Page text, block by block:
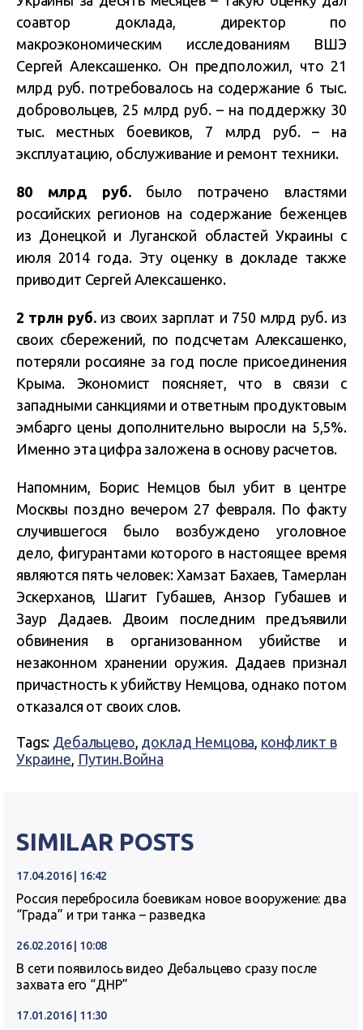
соавтор доклада, директор по
макроэкономическим исследованиям ВШЭ
Сергей Алексашенко. Он предположил, что 21
млрд руб. потребовалось на содержание 6 тыс.
добровольцев, 25 млрд руб. – на поддержку 30
тыс. местных боевиков, 7 млрд руб. – на
эксплуатацию, обслуживание и ремонт техники.
80 млрд руб.было потрачено властями
российских регионов на содержание беженцев
из Донецкой и Луганской областей Украины с
июля 2014 года. Эту оценку в докладе также
приводит Сергей Алексашенко.
2 трлн руб.из своих зарплат и 750 млрд руб. из
своих сбережений, по подсчетам Алексашенко,
потеряли россияне за год после присоединения
Крыма. Экономист поясняет, что в связи с
западными санкциями и ответным продуктовым
эмбарго цены дополнительно выросли на 5,5%.
Именно эта цифра заложена в основу расчетов.
Напомним, Борис Немцов был убит в центре
Москвы поздно вечером 27 февраля. По факту
случившегося было возбуждено уголовное
дело, фигурантами которого в настоящее время
являются пять человек: Хамзат Бахаев, Тамерлан
Эскерханов, Шагит Губашев, Анзор Губашев и
Заур Дадаев. Двоим последним предъявили
обвинения в организованном убийстве и
незаконном хранении оружия. Дадаев признал
причастность к убийству Немцова, однако потом
отказался от своих слов.
Tags: Дебальцево, доклад Немцова, конфликт в
Украине, Путин.Война
SIMILAR POSTS
17.04.2016 | 16:42
Россия перебросила боевикам новое вооружение: два
“Града” и три танка – разведка
26.02.2016 | 10:08
В сети появилось видео Дебальцево сразу после
захвата его “ДНР”
17.01.2016 | 11:30